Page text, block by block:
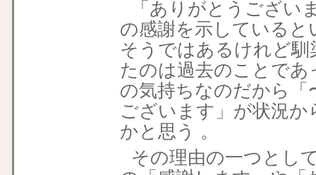
「ありがとうござい
の感謝を示している
そうではあるけれど
たのは過去のことで
の気持ちなのだから
ございます」が状況
かと思う 。
その理由の一つとし